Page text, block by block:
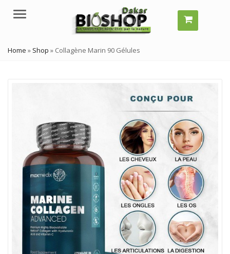
Menu
Home » Shop » Collagène Marin 90 Gélules